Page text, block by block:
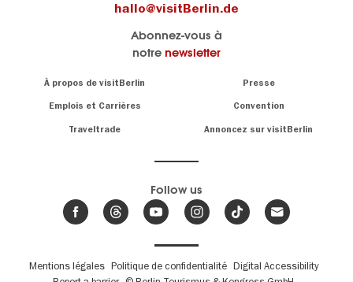
hallo@visitBerlin.de
Abonnez-vous à
notre newsletter
Navigation:
À propos de visitBerlin Presse
Emplois et Carrières Convention
Traveltrade Annoncez sur visitBerlin
Berlin et sommes
là pour vous.
meilleures
offres de
Actualités,
événements
de
Follow us
Fußbereichsmenü
Mentions légales Politique de confidentialité Digital Accessibility